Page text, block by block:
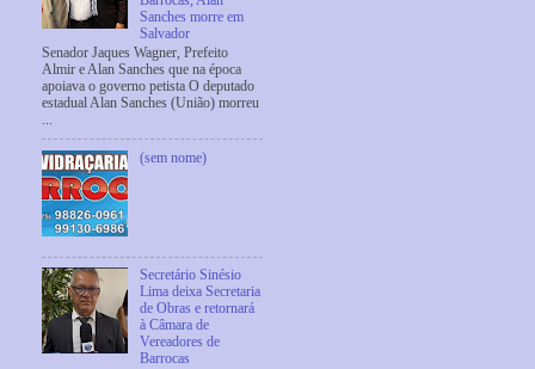
Sanches morre em
Salvador
Senador Jaques Wagner, Prefeito
Almir e Alan Sanches que na época
apoiava o governo petista O deputado
estadual Alan Sanches (União) morreu
...
(sem nome)
Secretário Sinésio
Lima deixa Secretaria
de Obras e retornará
à Câmara de
Vereadores de
Barrocas